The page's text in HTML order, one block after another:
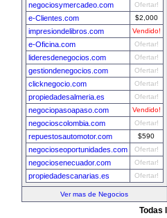
negociosymercadeo.com Ofertar!
e-Clientes.com $2,000
impresiondelibros.com Vendido!
e-Oficina.com Ofertar!
lideresdenegocios.com Ofertar!
gestiondenegocios.com Ofertar!
clicknegocio.com Ofertar!
propiedadesalmeria.es Ofertar!
negociopasoapaso.com Vendido!
negocioscolombia.com Ofertar!
repuestosautomotor.com $590
negocioseoportunidades.com Ofertar!
negociosenecuador.com Ofertar!
propiedadescanarias.es Ofertar!
Ver mas de Negocios
Todas